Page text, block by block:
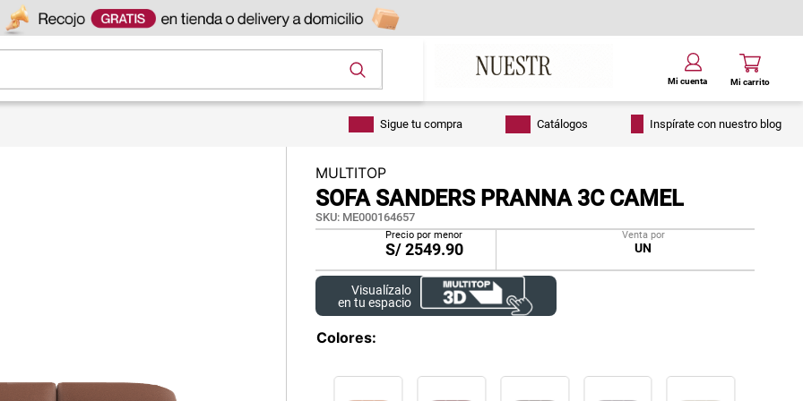
Sigue tu compra Catálogos Inspírate con nuestro blog
MULTITOP
SOFA SANDERS PRANNA 3C CAMEL
SKU: ME000164657
Precio por menor
S/2549.90
Venta por
UN
Visualízalo
en tu espacio
Colores